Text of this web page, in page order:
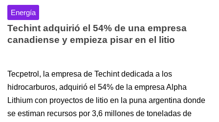
Energía
Techint adquirió el 54% de una empresa
canadiense y empieza pisar en el litio
Tecpetrol, la empresa de Techint dedicada a los
hidrocarburos, adquirió el 54% de la empresa Alpha
Lithium con proyectos de litio en la puna argentina donde
se estiman recursos por 3,6 millones de toneladas de